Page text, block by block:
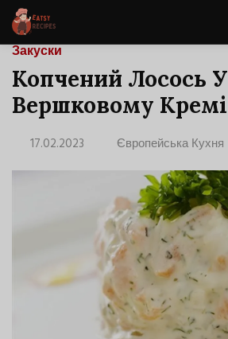
Закуски
Копчений Лосось У
Вершковому Кремі
17.02.2023 Європейська Кухня